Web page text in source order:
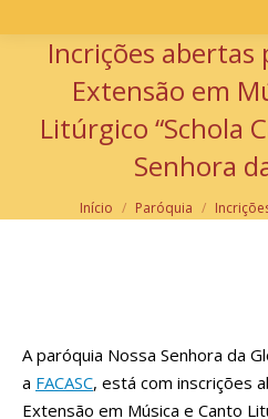
Incrições abertas
Extensão em
Litúrgico “Schola
Senhora
Você está aqui:
Início Paróquia
A paróquia Nossa Senhora da
a FACASC, está com inscrições
Extensão em Música e Canto